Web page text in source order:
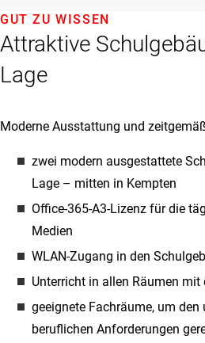
Attraktive
Lage
GUT ZU WISSEN
Moderne Ausstattung und
zwei modern ausgestattete
Lage – mitten in Kempten
Office-365-A3-Lizenz für die
Medien
WLAN-Zugang in den
Unterricht in allen Räumen
geeignete Fachräume, um den
beruflichen Anforderungen